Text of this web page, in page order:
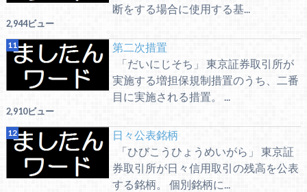
断をする場合に使用する基...
2,944ビュー
第二次措置
「だいにじそち」 東京証券取引所が
実施する増担保規制措置のうち、二番
目に実施される措置。 ...
2,910ビュー
日々公表銘柄
「ひびこうひょうめいがら」 東京証
券取引所が日々信用取引の残高を公表
する銘柄。 個別銘柄に...